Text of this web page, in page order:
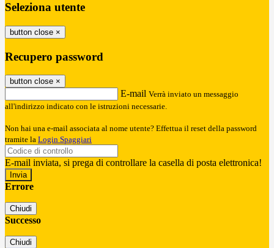
Seleziona utente
button close ×
Recupero password
button close ×
E-mail Verrà inviato un messaggio
all'indirizzo indicato con le istruzioni necessarie.
Non hai una e-mail associata al nome utente? Effettua il reset della password
tramite la Login Spaggiari
E-mail inviata, si prega di controllare la casella di posta elettronica!
Errore
Chiudi
Successo
Chiudi